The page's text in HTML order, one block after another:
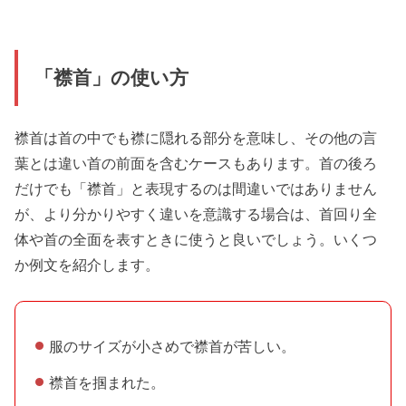
「襟首」の使い方
襟首は首の中でも襟に隠れる部分を意味し、その他の言
葉とは違い首の前面を含むケースもあります。首の後ろ
だけでも「襟首」と表現するのは間違いではありません
が、より分かりやすく違いを意識する場合は、首回り全
体や首の全面を表すときに使うと良いでしょう。いくつ
か例文を紹介します。
服のサイズが小さめで襟首が苦しい。
襟首を掴まれた。